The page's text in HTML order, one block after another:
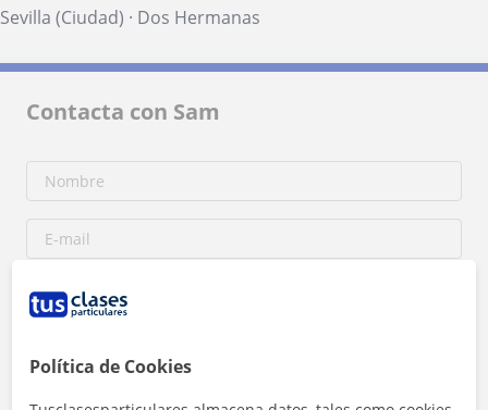
Sevilla (Ciudad) · Dos Hermanas
Contacta con Sam
Política de Cookies